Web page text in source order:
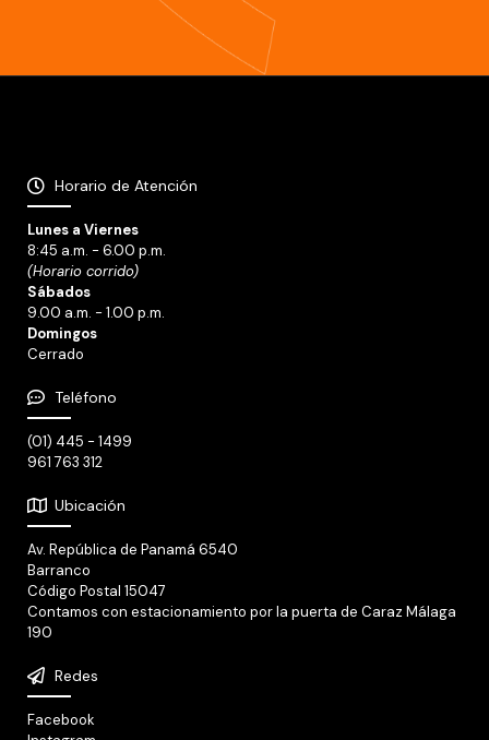
Horario de Atención
Lunes a Viernes
8:45 a.m. - 6.00 p.m.
(Horario corrido)
Sábados
9.00 a.m. - 1.00 p.m.
Domingos
Cerrado
Teléfono
(01) 445 - 1499
961 763 312
Ubicación
Av. República de Panamá 6540
Barranco
Código Postal 15047
Contamos con estacionamiento por la puerta de Caraz Málaga
190
Redes
Facebook